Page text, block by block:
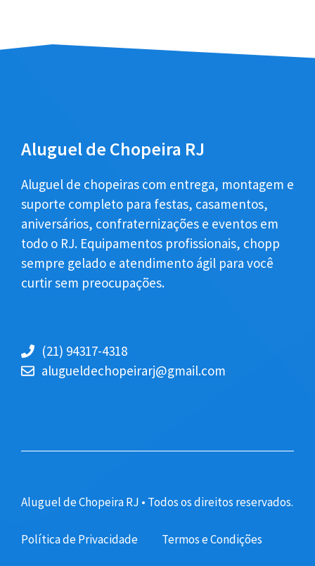
Aluguel de Chopeira RJ
Aluguel de chopeiras com entrega, montagem e
suporte completo para festas, casamentos,
aniversários, confraternizações e eventos em
todo o RJ. Equipamentos profissionais, chopp
sempre gelado e atendimento ágil para você
curtir sem preocupações.
(21) 94317-4318
alugueldechopeirarj@gmail.com
Aluguel de Chopeira RJ • Todos os direitos reservados.
Política de Privacidade Termos e Condições